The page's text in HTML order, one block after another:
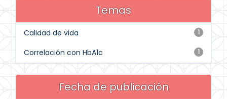
Temas
1
Calidad de vida
1
Correlación con HbA1c
Fecha de publicación